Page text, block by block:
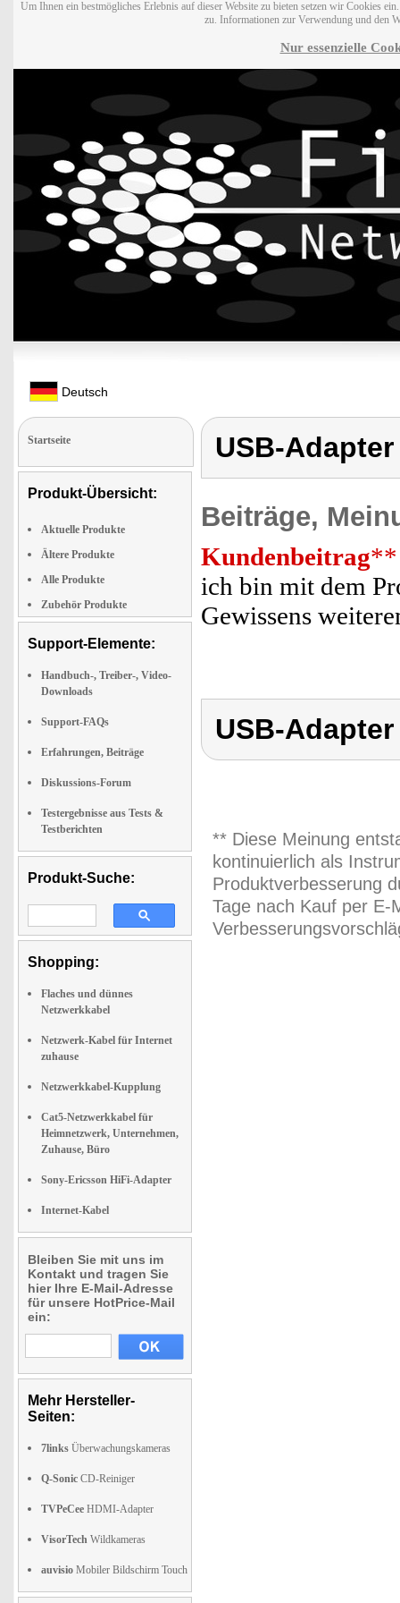
Um Ihnen ein bestmögliches Erlebnis auf dieser Website zu bieten setzen wir Cookies
zu. Informationen zur Verwendung und den
Nur essenzielle
Deutsch
Startseite
Produkt-Übersicht:
Aktuelle Produkte
Ältere Produkte
Alle Produkte
Zubehör Produkte
Support-Elemente:
Handbuch-, Treiber-, Video-
Downloads
Support-FAQs
Erfahrungen, Beiträge
Diskussions-Forum
Testergebnisse aus Tests &
Testberichten
Produkt-Suche:
Shopping:
Flaches und dünnes
Netzwerkkabel
Netzwerk-Kabel für Internet
zuhause
Netzwerkkabel-Kupplung
Cat5-Netzwerkkabel für
Heimnetzwerk, Unternehmen,
Zuhause, Büro
Sony-Ericsson HiFi-Adapter
Internet-Kabel
Bleiben Sie mit uns im
Kontakt und tragen Sie
hier Ihre E-Mail-Adresse
für unsere HotPrice-Mail
ein:
Mehr Hersteller-
Seiten:
7links Überwachungskameras
Q-Sonic CD-Reiniger
TVPeCee HDMI-Adapter
VisorTech Wildkameras
auvisio Mobiler Bildschirm Touch
USB-Adapter
Beiträge,
Kundenbeitrag**
ich bin mit dem
Gewissens
USB-Adapter
** Diese Meinung
kontinuierlich als
Produktverbesserung
Tage nach Kauf per E-